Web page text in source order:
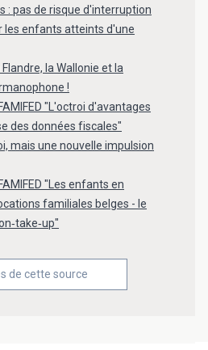
: pas de risque d'interruption
les enfants atteints d'une
Flandre, la Wallonie et la
!
"L'octroi d'avantages
des données fiscales"
mais une nouvelle impulsion
"Les enfants en
familiales belges - le
de cette source